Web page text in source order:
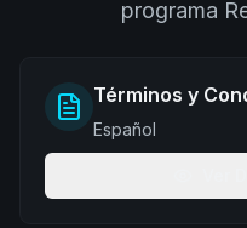
programa
Términos y
Español